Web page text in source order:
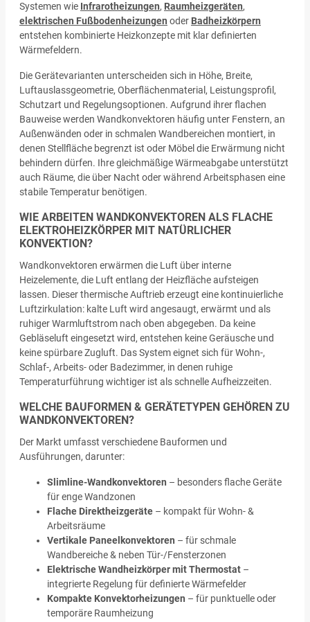
Systemen wie Infrarotheizungen, Raumheizgeräten,
elektrischen Fußbodenheizungen oder Badheizkörpern
entstehen kombinierte Heizkonzepte mit klar definierten
Wärmefeldern.
Die Gerätevarianten unterscheiden sich in Höhe, Breite,
Luftauslassgeometrie, Oberflächenmaterial, Leistungsprofil,
Schutzart und Regelungsoptionen. Aufgrund ihrer flachen
Bauweise werden Wandkonvektoren häufig unter Fenstern, an
Außenwänden oder in schmalen Wandbereichen montiert, in
denen Stellfläche begrenzt ist oder Möbel die Erwärmung nicht
behindern dürfen. Ihre gleichmäßige Wärmeabgabe unterstützt
auch Räume, die über Nacht oder während Arbeitsphasen eine
stabile Temperatur benötigen.
WIE ARBEITEN WANDKONVEKTOREN ALS FLACHE
ELEKTROHEIZKÖRPER MIT NATÜRLICHER
KONVEKTION?
Wandkonvektoren erwärmen die Luft über interne
Heizelemente, die Luft entlang der Heizfläche aufsteigen
lassen. Dieser thermische Auftrieb erzeugt eine kontinuierliche
Luftzirkulation: kalte Luft wird angesaugt, erwärmt und als
ruhiger Warmluftstrom nach oben abgegeben. Da keine
Gebläseluft eingesetzt wird, entstehen keine Geräusche und
keine spürbare Zugluft. Das System eignet sich für Wohn-,
Schlaf-, Arbeits- oder Badezimmer, in denen ruhige
Temperaturführung wichtiger ist als schnelle Aufheizzeiten.
WELCHE BAUFORMEN & GERÄTETYPEN GEHÖREN ZU
WANDKONVEKTOREN?
Der Markt umfasst verschiedene Bauformen und
Ausführungen, darunter:
Slimline-Wandkonvektoren – besonders flache Geräte
für enge Wandzonen
Flache Direktheizgeräte – kompakt für Wohn- &
Arbeitsräume
Vertikale Paneelkonvektoren – für schmale
Wandbereiche & neben Tür-/Fensterzonen
Elektrische Wandheizkörper mit Thermostat –
integrierte Regelung für definierte Wärmefelder
Kompakte Konvektorheizungen – für punktuelle oder
temporäre Raumheizung